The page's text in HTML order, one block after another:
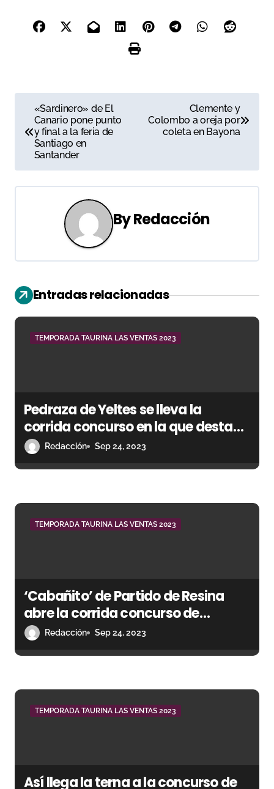
a
e
c
i
ó
n
e
n
t
a
«Sardinero» de El
Canario pone punto
y final a la feria de
Santiago en
Santander
Clemente y
Colombo a oreja por
coleta en Bayona
ByRedacción
Entradas relacionadas
TEMPORADA TAURINA LAS VENTAS 2023
Pedraza de Yeltes se lleva la
corrida concurso en la que destaca
Gómez del Pilar
Redacción Sep 24, 2023
TEMPORADA TAURINA LAS VENTAS 2023
‘Cabañito’ de Partido de Resina
abre la corrida concurso de
ganaderías
Redacción Sep 24, 2023
TEMPORADA TAURINA LAS VENTAS 2023
Así llega la terna a la concurso de